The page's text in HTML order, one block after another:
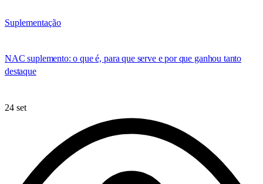
Suplementação
NAC suplemento: o que é, para que serve e por que ganhou tanto
destaque
24 set